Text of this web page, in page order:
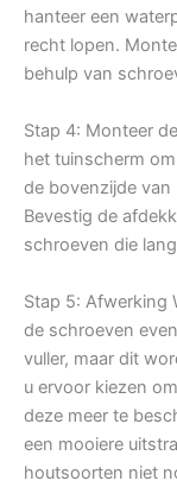
hanteer een
recht lopen.
behulp van
Stap 4: Monteer
het tuinscherm
de bovenzijde
Bevestig de
schroeven die
Stap 5: Afwerking
de schroeven
vuller, maar dit
u ervoor kiezen
deze meer te
een mooiere
houtsoorten niet